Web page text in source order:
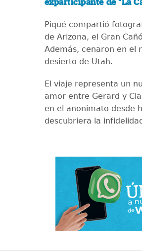
exparticipante de "La
Piqué compartió
de Arizona, el Gran
Además, cenaron en el
desierto de Utah.
El viaje representa un
amor entre Gerard y
en el anonimato desde
descubriera la